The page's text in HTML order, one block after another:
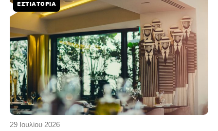
29 Ιουλίου 2026
ΕΣΤΙΑΤΟΡΙΑ